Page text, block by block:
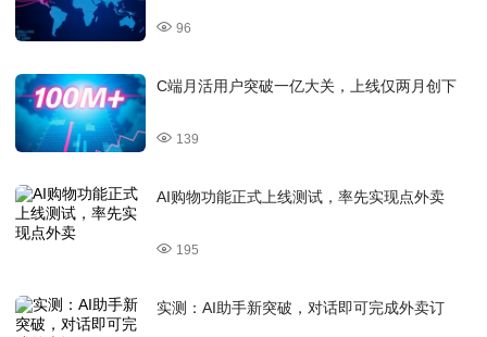
96
C端月活用户突破一亿大关，上线仅两月创下
139
AI购物功能正式上线测试，率先实现点外卖
195
实测：AI助手新突破，对话即可完成外卖订